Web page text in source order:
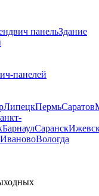
панельЗдание
панелей
ЛипецкПермьСаратов
БарнаулСаранск
ИвановоВологда